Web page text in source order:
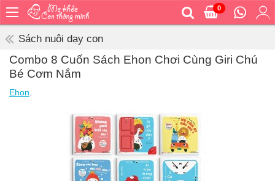
0
Bé
ăn
vệ
Sách nuôi dạy con
Combo 8 Cuốn Sách Ehon Chơi Cùng Giri Chú
Bé Cơm Nắm
Ehon